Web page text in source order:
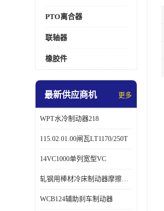
PTO离合器
联轴器
橡胶件
最新供应商机 更多
WPT水冷制动器218
115.02.01.00闸瓦LT1170/250T
14VC1000单列宽型VC
轧钢用棒材冷床制动器摩擦片218
WCB124辅助刹车制动器